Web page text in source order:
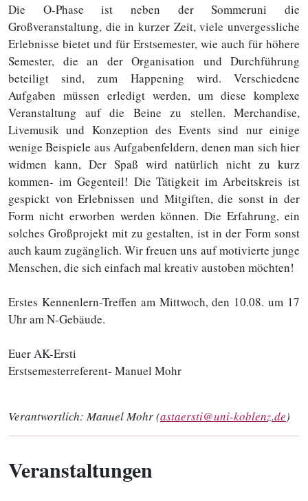
Die O-Phase ist neben der Sommeruni die
Großveranstaltung, die in kurzer Zeit, viele unvergessliche
Erlebnisse bietet und für Erstsemester, wie auch für höhere
Semester, die an der Organisation und Durchführung
beteiligt sind, zum Happening wird. Verschiedene
Aufgaben müssen erledigt werden, um diese komplexe
Veranstaltung auf die Beine zu stellen. Merchandise,
Livemusik und Konzeption des Events sind nur einige
wenige Beispiele aus Aufgabenfeldern, denen man sich hier
widmen kann, Der Spaß wird natürlich nicht zu kurz
kommen- im Gegenteil! Die Tätigkeit im Arbeitskreis ist
gespickt von Erlebnissen und Mitgiften, die sonst in der
Form nicht erworben werden können. Die Erfahrung, ein
solches Großprojekt mit zu gestalten, ist in der Form sonst
auch kaum zugänglich. Wir freuen uns auf motivierte junge
Menschen, die sich einfach mal kreativ austoben möchten!
Erstes Kennenlern-Treffen am Mittwoch, den 10.08. um 17
Uhr am N-Gebäude.
Euer AK-Ersti
Erstsemesterreferent- Manuel Mohr
Verantwortlich:Manuel Mohr (astaersti@uni-koblenz.de)
Veranstaltungen